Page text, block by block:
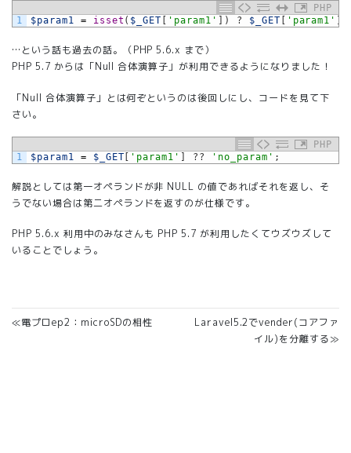
PHP
1
$param1 = isset ( $_GET 'param1' ) ? $_GET 'param1'
…という話も過去の話。（PHP 5.6.x まで）
PHP 5.7 からは「Null 合体演算子」が利用できるようになりました！
「Null 合体演算子」とは何ぞというのは後回しにし、コードを見て下
さい。
PHP
1
$param1 = $_GET [ 'param1' ] ? ? 'no_param' ;
解説としては第一オペランドが非 NULL の値であればそれを返し、そ
うでない場合は第二オペランドを返すのが仕様です。
PHP 5.6.x 利用中のみなさんも PHP 5.7 が利用したくてウズウズして
いることでしょう。
≪電プロep2：microSDの相性
Laravel5.2でvender(コアファ
イル)を分離する≫